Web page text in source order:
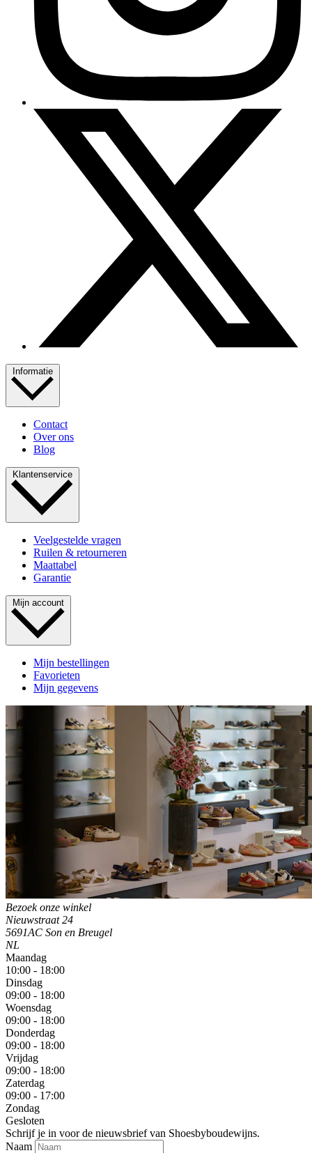
Informatie
Contact
Over ons
Blog
Klantenservice
Veelgestelde vragen
Ruilen & retourneren
Maattabel
Garantie
Mijn account
Mijn bestellingen
Favorieten
Mijn gegevens
Bezoek onze winkel
Nieuwstraat 24
5691AC Son en Breugel
NL
Maandag
10:00 - 18:00
Dinsdag
09:00 - 18:00
Woensdag
09:00 - 18:00
Donderdag
09:00 - 18:00
Vrijdag
09:00 - 18:00
Zaterdag
09:00 - 17:00
Zondag
Gesloten
Schrijf je in voor de nieuwsbrief van Shoesbyboudewijns.
Naam